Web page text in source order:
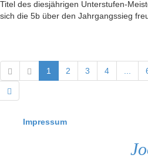
Titel des diesjährigen Unterstufen-
sich die 5b über den Jahrgangssieg
1 2 3 4
Impressum